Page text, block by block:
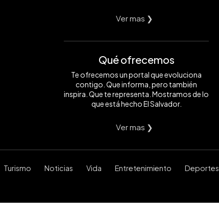
Ver mas ❯
Qué ofrecemos
Te ofrecemos un portal que evoluciona
contigo. Que informa, pero también
inspira. Que te representa. Mostramos de lo
que está hecho El Salvador.
Ver mas ❯
Turismo Noticias Vida Entretenimiento Deportes